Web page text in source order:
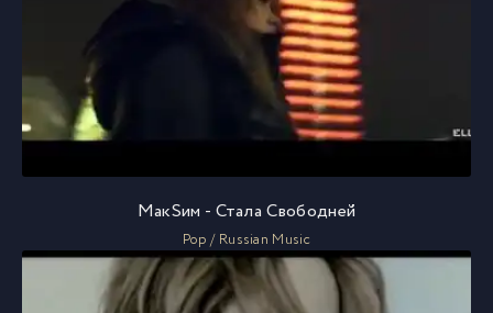
МакSим - Стала Свободней
Pop / Russian Music